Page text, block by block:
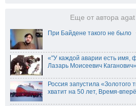
Еще от автора agat
При Байдене такого не было
«"У каждой аварии есть имя,
Лазарь Моисеевич Каганович»
Россия запустила «Золотого
хватит на 50 лет, Время-